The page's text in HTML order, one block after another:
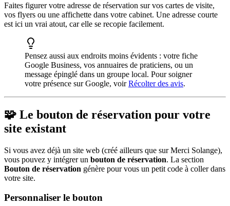
Faites figurer votre adresse de réservation sur vos cartes de visite,
vos flyers ou une affichette dans votre cabinet. Une adresse courte
est ici un vrai atout, car elle se recopie facilement.
Pensez aussi aux endroits moins évidents : votre fiche
Google Business, vos annuaires de praticiens, ou un
message épinglé dans un groupe local. Pour soigner
votre présence sur Google, voirRécolter des avis.
🧩 Le bouton de réservation pour votre
site existant
Si vous avez déjà un site web (créé ailleurs que sur Merci Solange),
vous pouvez y intégrer un bouton de réservation. La section
Bouton de réservation génère pour vous un petit code à coller dans
votre site.
Personnaliser le bouton